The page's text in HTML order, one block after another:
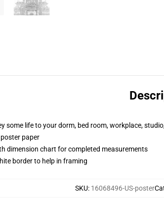
some life to your dorm, bed room, workplace,
paper
dimension chart for completed measurements
border to help in framing
SKU: 16068496-US-poster